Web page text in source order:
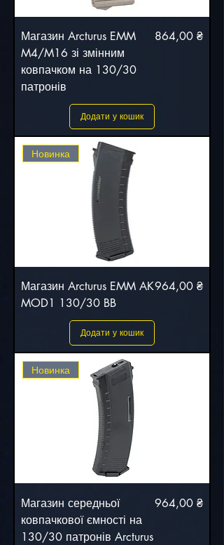
Магазин Arcturus EMM
M4/M16 зі змінним
ковпачком на 130/30
патронів
Ціна
864,00 ₴
Додати у кошик
Новинка
Магазин Arcturus EMM AK
MOD1 130/30 BB
Ціна
964,00 ₴
Додати у кошик
Новинка
Магазин середньої
ковпачкової ємності на
130/30 патронів Arcturus
Ціна
964,00 ₴